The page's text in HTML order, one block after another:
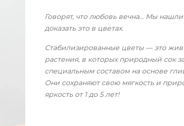
Говорят, что любовь вечна... Мы
доказать это в цветах.
Стабилизированные цветы — это
растения, в которых природный сок
специальным составом на основе
Они сохраняют свою мягкость и
яркость от 1 до 5 лет!